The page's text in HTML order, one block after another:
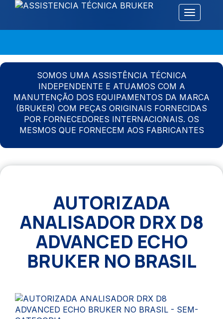
Alternar
SOMOS UMA ASSISTÊNCIA TÉCNICA
INDEPENDENTE E ATUAMOS COM A
MANUTENÇÃO DOS EQUIPAMENTOS DA MARCA
(BRUKER) COM PEÇAS ORIGINAIS FORNECIDAS
POR FORNECEDORES INTERNACIONAIS. OS
MESMOS QUE FORNECEM AOS FABRICANTES
AUTORIZADA
ANALISADOR DRX D8
ADVANCED ECHO
BRUKER NO BRASIL